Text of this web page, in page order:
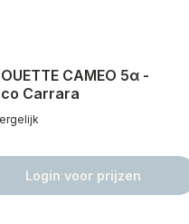
CAMEO 5α -
Carrara
Login voor prijzen